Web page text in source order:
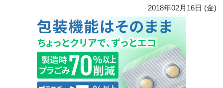
2018年02月16日 (金)